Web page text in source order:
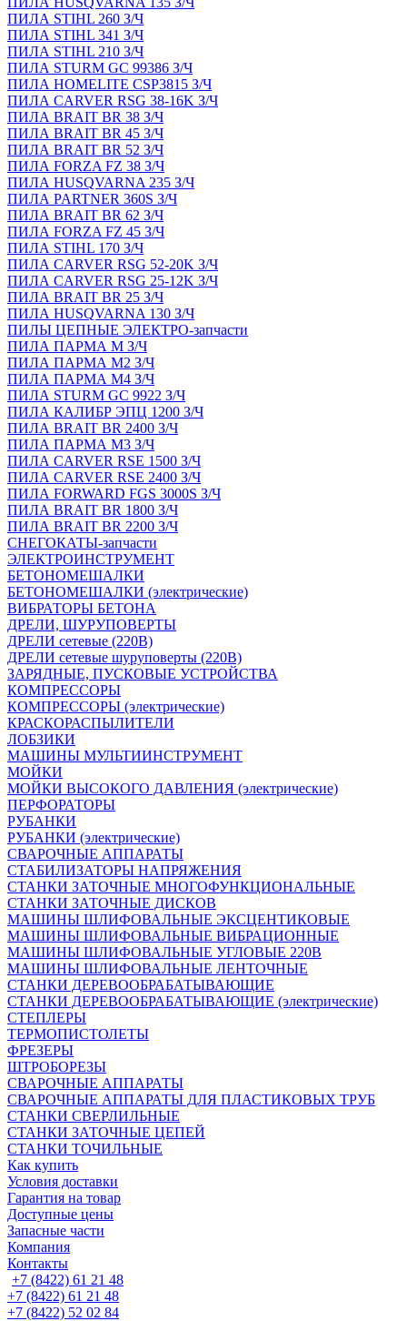
ПИЛА STIHL 260 З/Ч
ПИЛА STIHL 341 З/Ч
ПИЛА STIHL 210 З/Ч
ПИЛА STURM GC 99386 З/Ч
ПИЛА HOMELITE CSP3815 З/Ч
ПИЛА CARVER RSG 38-16K З/Ч
ПИЛА BRAIT BR 38 З/Ч
ПИЛА BRAIT BR 45 З/Ч
ПИЛА BRAIT BR 52 З/Ч
ПИЛА FORZA FZ 38 З/Ч
ПИЛА HUSQVARNA 235 З/Ч
ПИЛА PARTNER 360S З/Ч
ПИЛА BRAIT BR 62 З/Ч
ПИЛА FORZA FZ 45 З/Ч
ПИЛА STIHL 170 З/Ч
ПИЛА CARVER RSG 52-20K З/Ч
ПИЛА CARVER RSG 25-12K З/Ч
ПИЛА BRAIT BR 25 З/Ч
ПИЛА HUSQVARNA 130 З/Ч
ПИЛЫ ЦЕПНЫЕ ЭЛЕКТРО-запчасти
ПИЛА ПАРМА М З/Ч
ПИЛА ПАРМА М2 З/Ч
ПИЛА ПАРМА М4 З/Ч
ПИЛА STURM GC 9922 З/Ч
ПИЛА КАЛИБР ЭПЦ 1200 З/Ч
ПИЛА BRAIT BR 2400 З/Ч
ПИЛА ПАРМА М3 З/Ч
ПИЛА CARVER RSE 1500 З/Ч
ПИЛА CARVER RSE 2400 З/Ч
ПИЛА FORWARD FGS 3000S З/Ч
ПИЛА BRAIT BR 1800 З/Ч
ПИЛА BRAIT BR 2200 З/Ч
СНЕГОКАТЫ-запчасти
ЭЛЕКТРОИНСТРУМЕНТ
БЕТОНОМЕШАЛКИ
БЕТОНОМЕШАЛКИ (электрические)
ВИБРАТОРЫ БЕТОНА
ДРЕЛИ, ШУРУПОВЕРТЫ
ДРЕЛИ сетевые (220В)
ДРЕЛИ сетевые шуруповерты (220В)
ЗАРЯДНЫЕ, ПУСКОВЫЕ УСТРОЙСТВА
КОМПРЕССОРЫ
КОМПРЕССОРЫ (электрические)
КРАСКОРАСПЫЛИТЕЛИ
ЛОБЗИКИ
МАШИНЫ МУЛЬТИИНСТРУМЕНТ
МОЙКИ
МОЙКИ ВЫСОКОГО ДАВЛЕНИЯ (электрические)
ПЕРФОРАТОРЫ
РУБАНКИ
РУБАНКИ (электрические)
СВАРОЧНЫЕ АППАРАТЫ
СТАБИЛИЗАТОРЫ НАПРЯЖЕНИЯ
СТАНКИ ЗАТОЧНЫЕ МНОГОФУНКЦИОНАЛЬНЫЕ
СТАНКИ ЗАТОЧНЫЕ ДИСКОВ
МАШИНЫ ШЛИФОВАЛЬНЫЕ ЭКСЦЕНТИКОВЫЕ
МАШИНЫ ШЛИФОВАЛЬНЫЕ ВИБРАЦИОННЫЕ
МАШИНЫ ШЛИФОВАЛЬНЫЕ УГЛОВЫЕ 220В
МАШИНЫ ШЛИФОВАЛЬНЫЕ ЛЕНТОЧНЫЕ
СТАНКИ ДЕРЕВООБРАБАТЫВАЮЩИЕ
СТАНКИ ДЕРЕВООБРАБАТЫВАЮЩИЕ (электрические)
СТЕПЛЕРЫ
ТЕРМОПИСТОЛЕТЫ
ФРЕЗЕРЫ
ШТРОБОРЕЗЫ
СВАРОЧНЫЕ АППАРАТЫ
СВАРОЧНЫЕ АППАРАТЫ ДЛЯ ПЛАСТИКОВЫХ ТРУБ
СТАНКИ СВЕРЛИЛЬНЫЕ
СТАНКИ ЗАТОЧНЫЕ ЦЕПЕЙ
СТАНКИ ТОЧИЛЬНЫЕ
Как купить
Условия доставки
Гарантия на товар
Доступные цены
Запасные части
Компания
Контакты
+7 (8422) 61 21 48
+7 (8422) 61 21 48
+7 (8422) 52 02 84